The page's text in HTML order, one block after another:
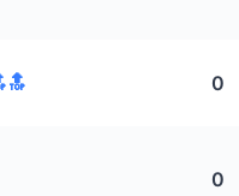
0
0